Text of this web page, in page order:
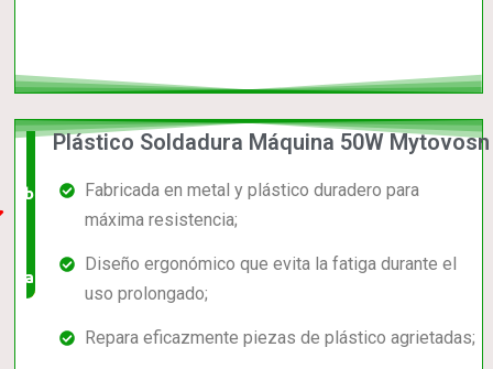
El +
barato,
valorado!
Plástico Soldadura Máquina 50W Mytovosn
Fabricada en metal y plástico duradero para
máxima resistencia;
Diseño ergonómico que evita la fatiga durante el
uso prolongado;
Repara eficazmente piezas de plástico agrietadas;